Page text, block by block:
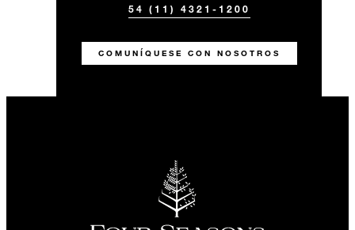
54 (11) 4321-1200
COMUNÍQUESE CON NOSOTROS